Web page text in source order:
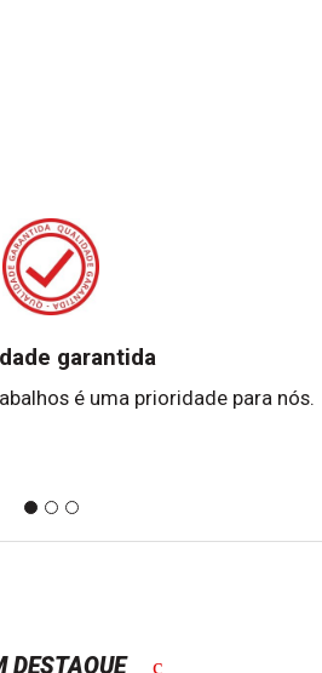
garantida
é uma prioridade para nós.
DESTAQUE